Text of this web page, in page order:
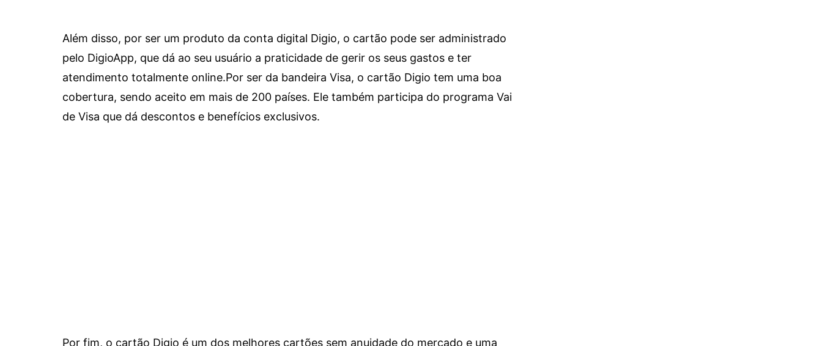
Além disso, por ser um produto da conta digital Digio, o cartão pode ser administrado
pelo DigioApp, que dá ao seu usuário a praticidade de gerir os seus gastos e ter
atendimento totalmente online.Por ser da bandeira Visa, o cartão Digio tem uma boa
cobertura, sendo aceito em mais de 200 países. Ele também participa do programa Vai
de Visa que dá descontos e benefícios exclusivos.
Por fim, o cartão Digio é um dos melhores cartões sem anuidade do mercado e uma